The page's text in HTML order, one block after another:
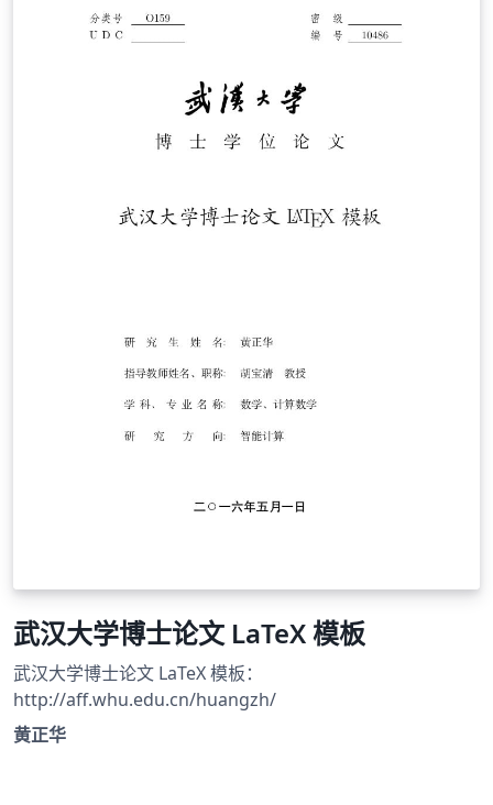
武汉大学博士论文 LaTeX 模板
武汉大学博士论文 LaTeX 模板：
http://aff.whu.edu.cn/huangzh/
黄正华